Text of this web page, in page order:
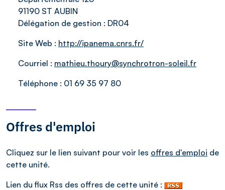
91190 ST AUBIN
Délégation de gestion : DR04
Site Web : http://ipanema.cnrs.fr/
Courriel : mathieu.thoury@synchrotron-soleil.fr
Téléphone : 01 69 35 97 80
Offres d'emploi
Cliquez sur le lien suivant pour voir les offres d'emploi de
cette unité.
Lien du flux Rss des offres de cette unité :